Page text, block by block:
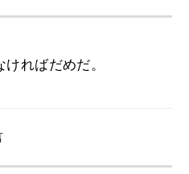
ればだめだ。